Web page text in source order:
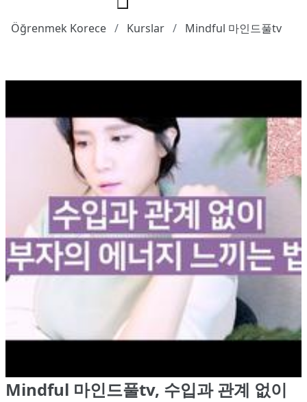
Öğrenmek Korece Kurslar Mindful 마인드풀tv
Mindful 마인드풀tv, 수입과 관계 없이